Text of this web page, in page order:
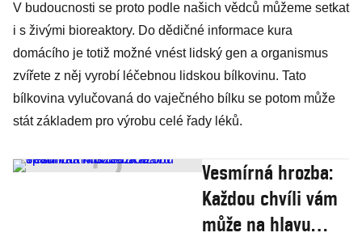
V budoucnosti se proto podle našich vědců můžeme setkat
i s živými bioreaktory. Do dědičné informace kura
domácího je totiž možné vnést lidský gen a organismus
zvířete z něj vyrobí léčebnou lidskou bílkovinu. Tato
bílkovina vylučovaná do vaječného bílku se potom může
stát základem pro výrobu celé řady léků.
Vesmírná hrozba:
Každou chvíli vám
může na hlavu